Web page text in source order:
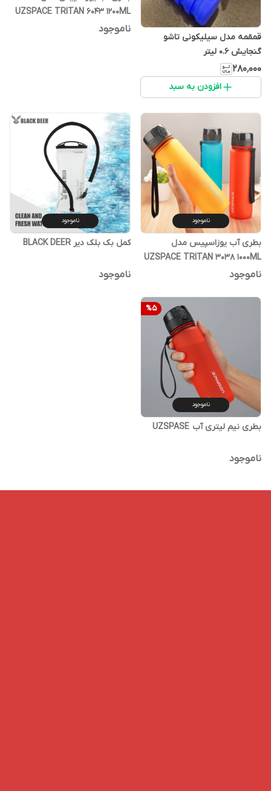
قمقمه مدل سیلیکونی تاشو
گنجایش 0.6 لیتر
۲۸۰٬۰۰۰
افزودن به سبد
UZSPACE TRITAN 6043 1200ML
ناموجود
ناموجود
بطری آب یوزاسپیس مدل
UZSPACE TRITAN 3038 1000ML
ناموجود
ناموجود
کمل بک بلک دیر BLACK DEER
ناموجود
%5
ناموجود
بطری نیم لیتری آب UZSPASE
ناموجود